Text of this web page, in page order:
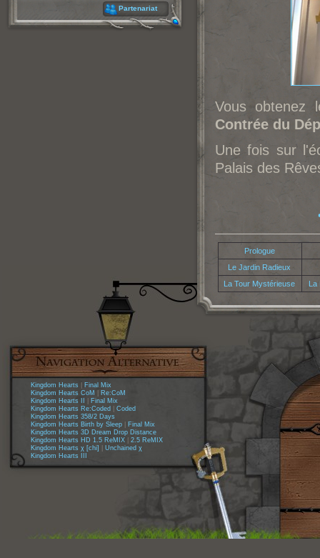
Partenariat
Vous obtenez
Contrée du
Une fois sur
Palais des
Prologue
Le Jardin Radieux
La Tour Mystérieuse
La
Kingdom Hearts
Final Mix
Kingdom Hearts CoM
Re:CoM
Kingdom Hearts II
Final Mix
Kingdom Hearts Re:Coded
Coded
Kingdom Hearts 358/2 Days
Kingdom Hearts Birth by Sleep
Final Mix
Kingdom Hearts 3D Dream Drop Distance
Kingdom Hearts HD 1.5 ReMIX
2.5 ReMIX
Kingdom Hearts χ [chi]
Unchained χ
Kingdom Hearts III